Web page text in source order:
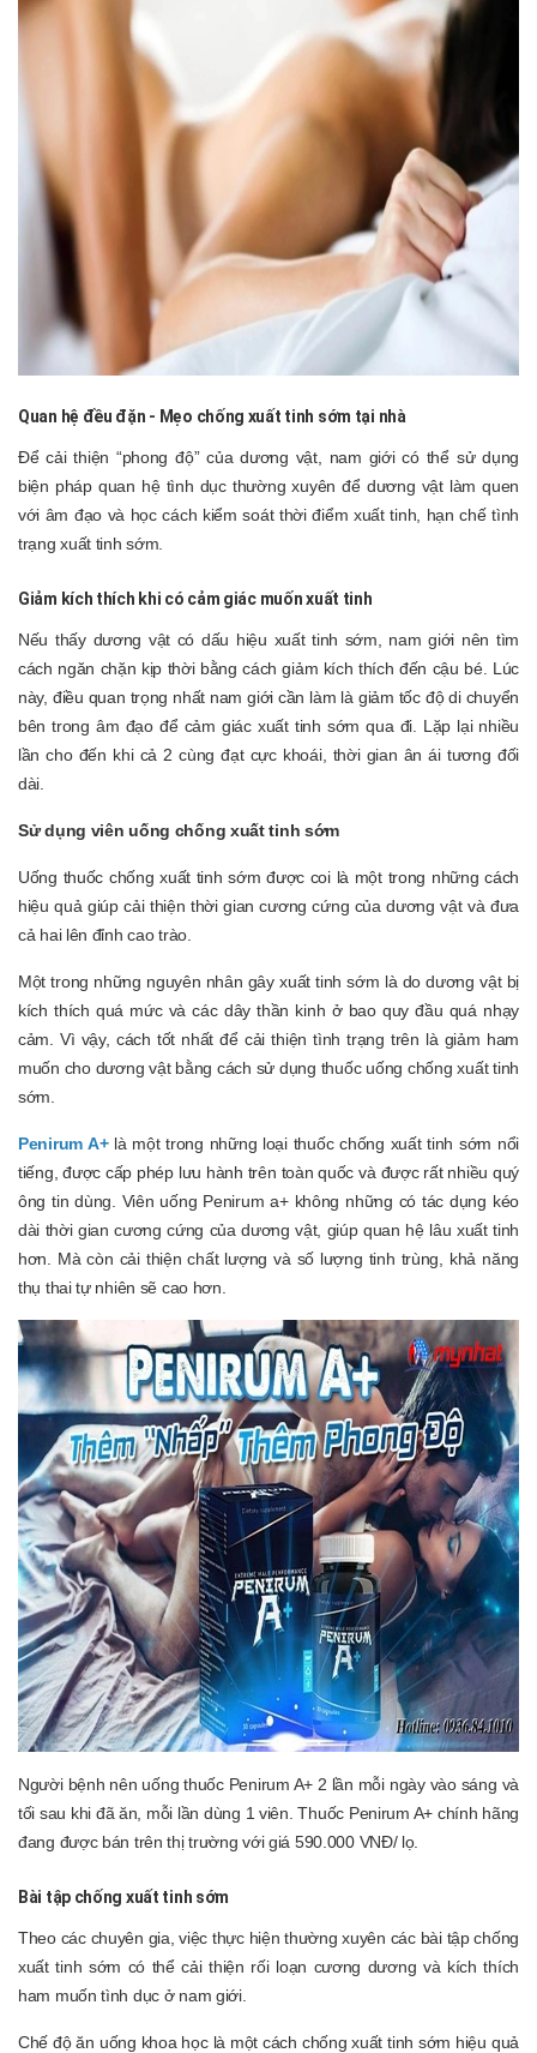
Quan hệ đều đặn - Mẹo chống xuất tinh sớm tại nhà
Để cải thiện “phong độ” của dương vật, nam giới có thể sử dụng
biện pháp quan hệ tình dục thường xuyên để dương vật làm quen
với âm đạo và học cách kiểm soát thời điểm xuất tinh, hạn chế tình
trạng xuất tinh sớm.
Giảm kích thích khi có cảm giác muốn xuất tinh
Nếu thấy dương vật có dấu hiệu xuất tinh sớm, nam giới nên tìm
cách ngăn chặn kịp thời bằng cách giảm kích thích đến cậu bé. Lúc
này, điều quan trọng nhất nam giới cần làm là giảm tốc độ di chuyển
bên trong âm đạo để cảm giác xuất tinh sớm qua đi. Lặp lại nhiều
lần cho đến khi cả 2 cùng đạt cực khoái, thời gian ân ái tương đối
dài.
Sử dụng viên uống chống xuất tinh sớm
Uống thuốc chống xuất tinh sớm được coi là một trong những cách
hiệu quả giúp cải thiện thời gian cương cứng của dương vật và đưa
cả hai lên đỉnh cao trào.
Một trong những nguyên nhân gây xuất tinh sớm là do dương vật bị
kích thích quá mức và các dây thần kinh ở bao quy đầu quá nhạy
cảm. Vì vậy, cách tốt nhất để cải thiện tình trạng trên là giảm ham
muốn cho dương vật bằng cách sử dụng thuốc uống chống xuất tinh
sớm.
Penirum A+là một trong những loại thuốc chống xuất tinh sớm nổi
tiếng, được cấp phép lưu hành trên toàn quốc và được rất nhiều quý
ông tin dùng. Viên uống Penirum a+ không những có tác dụng kéo
dài thời gian cương cứng của dương vật, giúp quan hệ lâu xuất tinh
hơn. Mà còn cải thiện chất lượng và số lượng tinh trùng, khả năng
thụ thai tự nhiên sẽ cao hơn.
Người bệnh nên uống thuốc Penirum A+ 2 lần mỗi ngày vào sáng và
tối sau khi đã ăn, mỗi lần dùng 1 viên. Thuốc Penirum A+ chính hãng
đang được bán trên thị trường với giá 590.000 VNĐ/ lọ.
Bài tập chống xuất tinh sớm
Theo các chuyên gia, việc thực hiện thường xuyên các bài tập chống
xuất tinh sớm có thể cải thiện rối loạn cương dương và kích thích
ham muốn tình dục ở nam giới.
Chế độ ăn uống khoa học là một cách chống xuất tinh sớm hiệu quả